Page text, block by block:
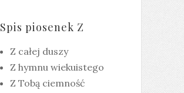
Spis piosenek Z
Z całej duszy
Z hymnu wiekuistego
Z Tobą ciemność